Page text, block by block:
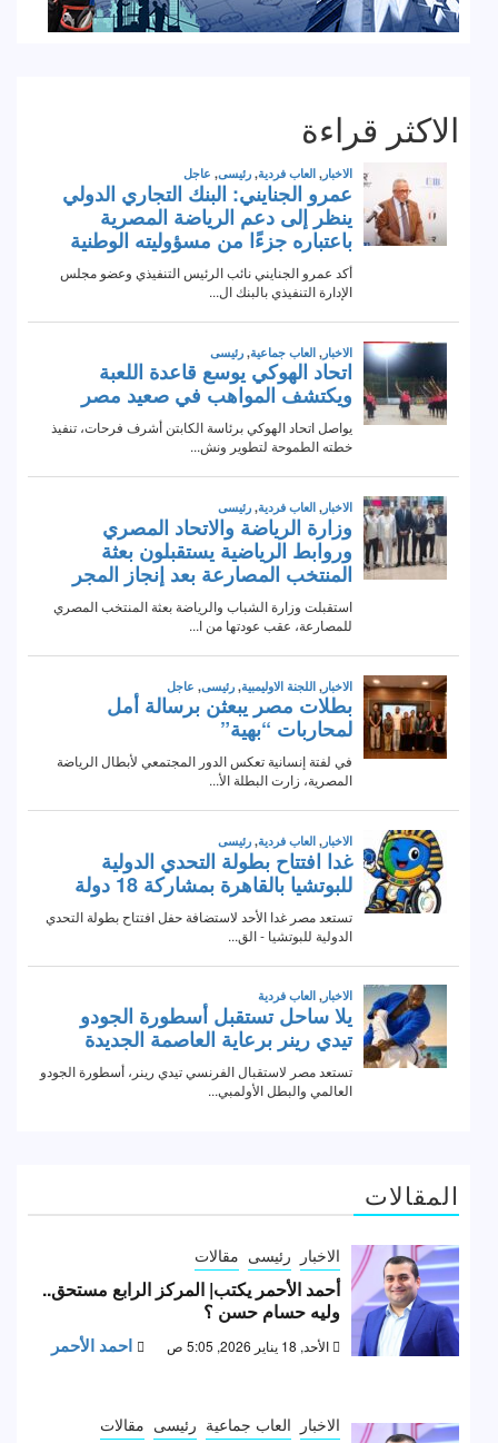
الاكثر قراءة
المقالات
الاخبار رئيسى مقالات
أحمد الأحمر يكتب| المركز الرابع مستحق..
وليه حسام حسن ؟
الأحد, 18 يناير 2026, 5:05 ص احمد الأحمر
الاخبار العاب جماعية رئيسى مقالات